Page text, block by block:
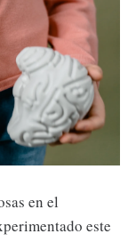
en el
este